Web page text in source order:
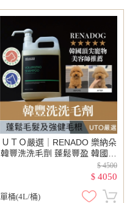
ＵＴＯ嚴選｜RENADO 樂納朵
韓豐洗洗毛劑 蓬鬆豐盈 韓國進
口 韓國頂尖寵物美容師首選 寵
$ 4500
$ 4050
單桶(4L/桶)